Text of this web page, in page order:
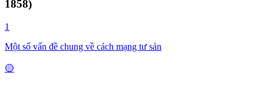
1858)
1
Một số vấn đề chung về cách mạng tư sản
🟡